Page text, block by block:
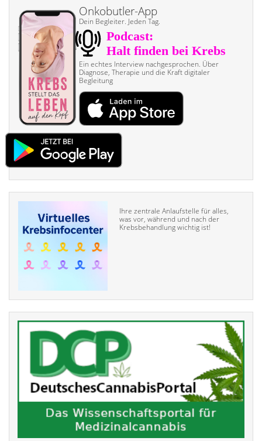
Onkobutler-App
Dein Begleiter. Jeden Tag.
Ein echtes Interview nach­gesprochen. Über
Diagnose, Therapie und die Kraft digitaler
Begleitung
Ihre zentrale Anlaufstelle für alles,
was vor, während und nach der
Krebsbehandlung wichtig ist!